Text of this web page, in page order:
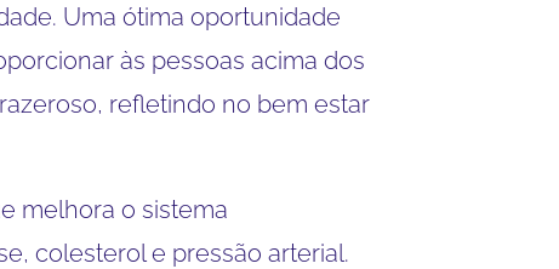
Uma ótima oportunidade
às pessoas acima dos
refletindo no bem estar
melhora o sistema
colesterol e pressão arterial.